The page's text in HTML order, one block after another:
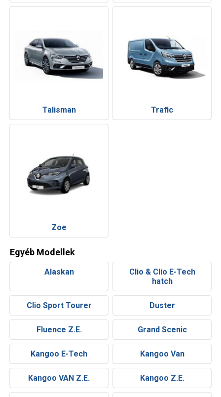
Talisman Trafic
Zoe
Egyéb Modellek
Alaskan
Clio & Clio E-Tech
hatch
Clio Sport Tourer Duster
Fluence Z.E. Grand Scenic
Kangoo E-Tech Kangoo Van
Kangoo VAN Z.E. Kangoo Z.E.